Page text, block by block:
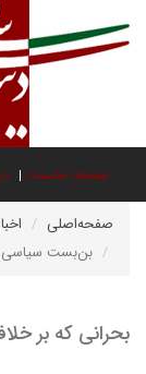
صفحه نخست
صفحه‌اصلی
بن‌بست سیاسی
بحرانی که بر